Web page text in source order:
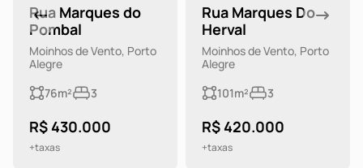
Rua Marques do
Pombal
Moinhos de Vento, Porto
Alegre
76m²
3
R$ 430.000
+taxas
Rua Marques Do
Herval
Moinhos de Vento, Porto
Alegre
101m²
3
R$ 420.000
+taxas